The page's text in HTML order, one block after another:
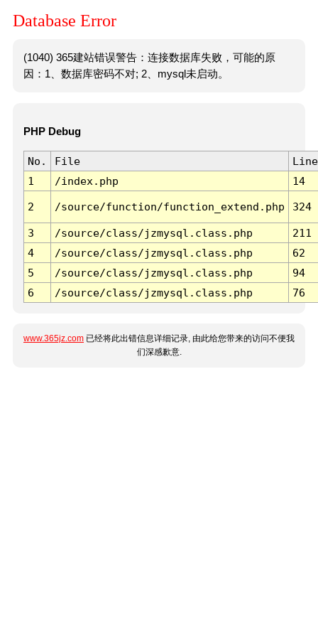
Database Error
(1040) 365建站错误警告：连接数据库失败，可能的原
因：1、数据库密码不对; 2、mysql未启动。
PHP Debug
No. File
Line
1
/index.php 14
2 /source/function/function_extend.php 324
3 /source/class/jzmysql.class.php
211
4
/source/class/jzmysql.class.php
62
5
/source/class/jzmysql.class.php
94
6
/source/class/jzmysql.class.php 76
www.365jz.com 已经将此出错信息详细记录, 由此给您带来的访问不便我
们深感歉意.